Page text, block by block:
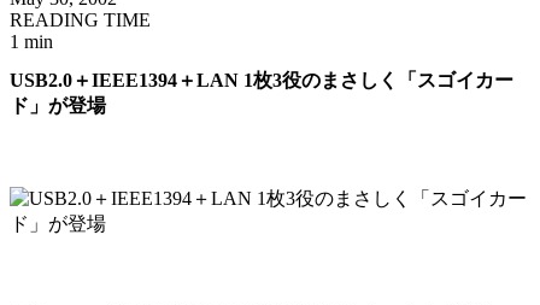
READING TIME
1 min
USB2.0＋IEEE1394＋LAN 1枚3役のまさしく「スゴイカー
ド」が登場